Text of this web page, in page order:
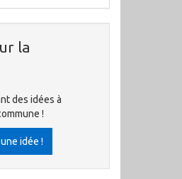
la
des idées à
!
idée !